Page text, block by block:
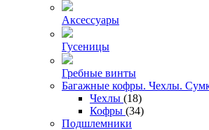
Аксессуары
Гусеницы
Гребные винты
Багажные кофры. Чехлы.
Чехлы (18)
Кофры (34)
Подшлемники